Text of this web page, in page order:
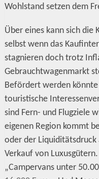
Wohlstand setzen dem
Über eines kann sich die
selbst wenn das
stagnieren doch trotz
Gebrauchtwagenmarkt
Befördert werden
touristische
sind Fern- und Flugziele
eigenen Region kommt
oder der
Verkauf von
„Campervans unter